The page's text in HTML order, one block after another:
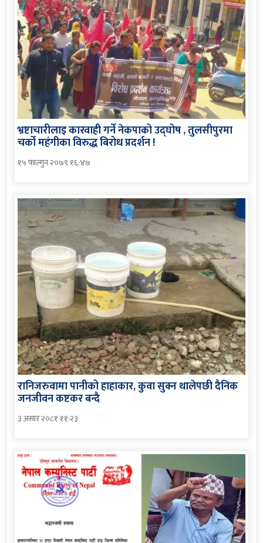
भ्रष्टाचारीलाइ कारवाही गर्ने नेकपाको उद्घोष , तुलसीपुरमा
चर्को महंगीका विरुद्ध बिरोध प्रदर्शन !
१५ फाल्गुन २०७९ १६:४७
रानिजरुवामा पानीको हाहाकार, कुवा सुक्न थालेपछी दैनिक
जनजीवन कष्टकर बन्दै
३ असार २०८१ ११:२३